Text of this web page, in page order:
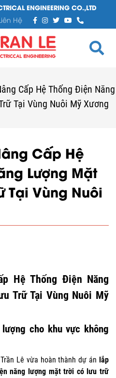
ENGINEERING CO.,LTD
Hệ
Cấp Hệ Thống Điện Năng
Tại Vùng Nuôi Mỹ Xương
Cấp Hệ
Lượng Mặt
Tại Vùng Nuôi
Hệ Thống Điện Năng
Trữ Tại Vùng Nuôi Mỹ
cho khu vực không
Lê vừa hoàn thành dự án lắp
năng lượng mặt trời có lưu trữ